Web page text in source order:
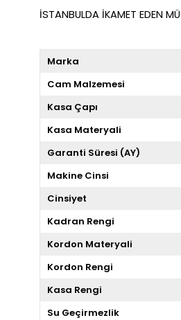
İSTANBULDA İKAMET EDEN
Marka
Cam Malzemesi
Kasa Çapı
Kasa Materyali
Garanti Süresi (AY)
Makine Cinsi
Cinsiyet
Kadran Rengi
Kordon Materyali
Kordon Rengi
Kasa Rengi
Su Geçirmezlik